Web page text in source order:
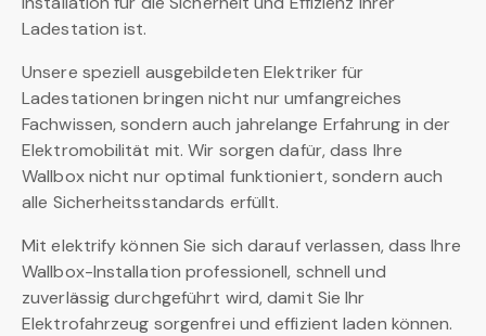
Ladestation ist.
Unsere speziell ausgebildeten Elektriker für
Ladestationen bringen nicht nur umfangreiches
Fachwissen, sondern auch jahrelange Erfahrung in der
Elektromobilität mit. Wir sorgen dafür, dass Ihre
Wallbox nicht nur optimal funktioniert, sondern auch
alle Sicherheitsstandards erfüllt.
Mit elektrify können Sie sich darauf verlassen, dass Ihre
Wallbox-Installation professionell, schnell und
zuverlässig durchgeführt wird, damit Sie Ihr
Elektrofahrzeug sorgenfrei und effizient laden können.